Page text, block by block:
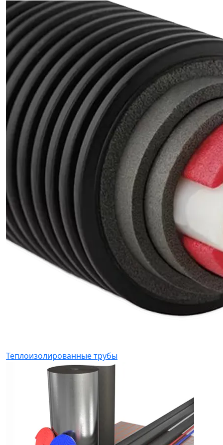
Теплоизолированные трубы